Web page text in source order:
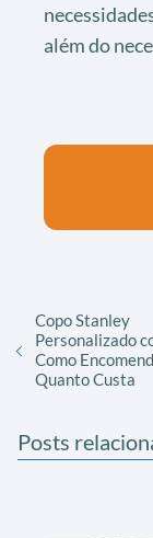
além do
Copo Stanley
Personalizado
Como
Quanto Custa
Posts